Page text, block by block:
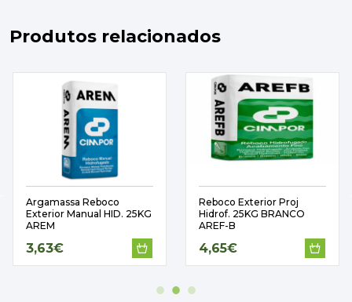
Produtos relacionados
Argamassa Reboco
Exterior Manual HID. 25KG
AREM
3,63€
Reboco Exterior Proj
Hidrof. 25KG BRANCO
AREF-B
4,65€